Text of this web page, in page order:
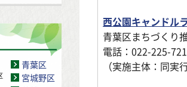
青葉区
宮城野区
西公園キャンドル
青葉区まちづくり
電話：022-225-
（実施主体：同実